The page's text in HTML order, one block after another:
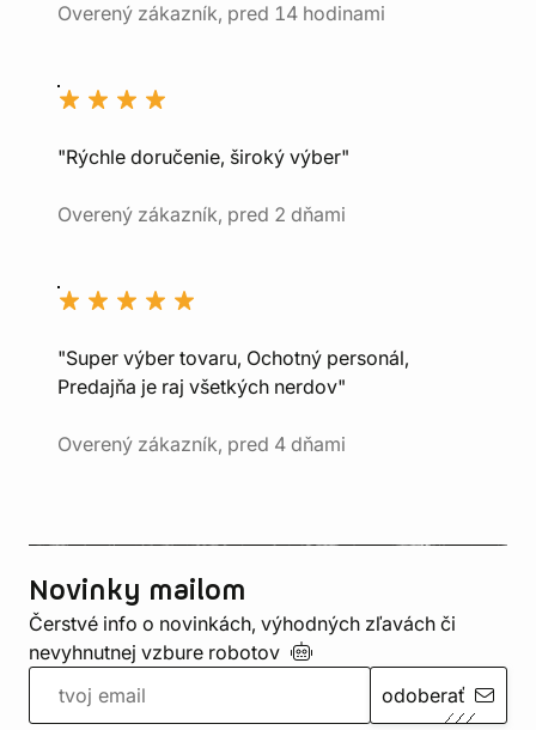
Overený zákazník, pred 14 hodinami
"Rýchle doručenie, široký výber"
Overený zákazník, pred 2 dňami
"Super výber tovaru, Ochotný personál,
Predajňa je raj všetkých nerdov"
Overený zákazník, pred 4 dňami
Novinky mailom
Čerstvé info o novinkách, výhodných zľavách či
nevyhnutnej vzbure robotov
odoberať